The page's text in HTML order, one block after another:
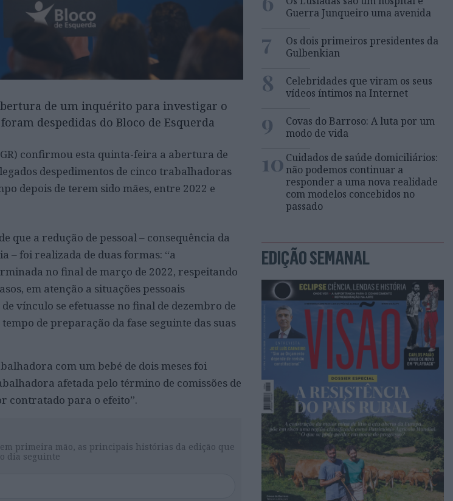
de um inquérito para investigar o
despedidas do Bloco de Esquerda
confirmou esta quinta-feira a abertura de
despedimentos de cinco trabalhadoras
depois de terem sido mães, entre 2022 e
que a redução de pessoal – consequência da
– foi realizada de duas formas: “a
no final de março de 2022, respeitando
em atenção a situações pessoais
vínculo se efetuasse no final de dezembro de
de preparação da fase seguinte das suas
com um bebé de dois meses foi
afetada pelo término de comissões de
contratado para o efeito”.
primeira mão, as principais histórias da edição que
dia seguinte
Guerra Junqueiro uma avenida
7
Os dois primeiros presidentes da
Gulbenkian
8
Celebridades que viram os seus
vídeos íntimos na Internet
9
Covas do Barroso: A luta por um
modo de vida
10 Cuidados de saúde domiciliários:
não podemos continuar a
responder a uma nova realidade
com modelos concebidos no
passado
EDIÇÃO SEMANAL